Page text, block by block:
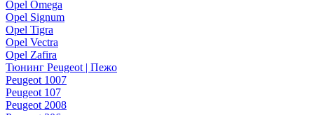
Opel Omega
Opel Signum
Opel Tigra
Opel Vectra
Opel Zafira
Тюнинг Peugeot | Пежо
Peugeot 1007
Peugeot 107
Peugeot 2008